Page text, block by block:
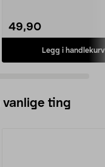
49,90
Legg i handlekurv
vanlige ting